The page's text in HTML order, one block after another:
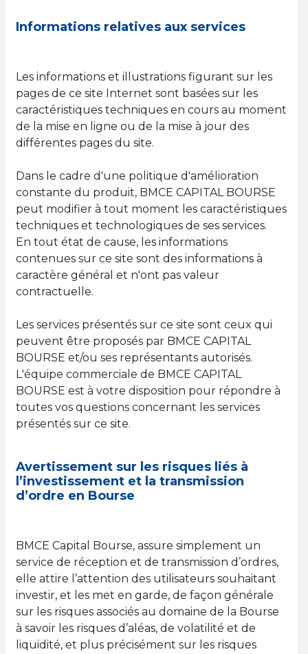
Informations relatives aux services
Les informations et illustrations figurant sur les
pages de ce site Internet sont basées sur les
caractéristiques techniques en cours au moment
de la mise en ligne ou de la mise à jour des
différentes pages du site.
Dans le cadre d'une politique d'amélioration
constante du produit, BMCE CAPITAL BOURSE
peut modifier à tout moment les caractéristiques
techniques et technologiques de ses services.
En tout état de cause, les informations
contenues sur ce site sont des informations à
caractère général et n'ont pas valeur
contractuelle.
Les services présentés sur ce site sont ceux qui
peuvent être proposés par BMCE CAPITAL
BOURSE et/ou ses représentants autorisés.
L'équipe commerciale de BMCE CAPITAL
BOURSE est à votre disposition pour répondre à
toutes vos questions concernant les services
présentés sur ce site.
Avertissement sur les risques liés à
l’investissement et la transmission
d’ordre en Bourse
BMCE Capital Bourse, assure simplement un
service de réception et de transmission d’ordres,
elle attire l’attention des utilisateurs souhaitant
investir, et les met en garde, de façon générale
sur les risques associés au domaine de la Bourse
à savoir les risques d’aléas, de volatilité et de
liquidité, et plus précisément sur les risques